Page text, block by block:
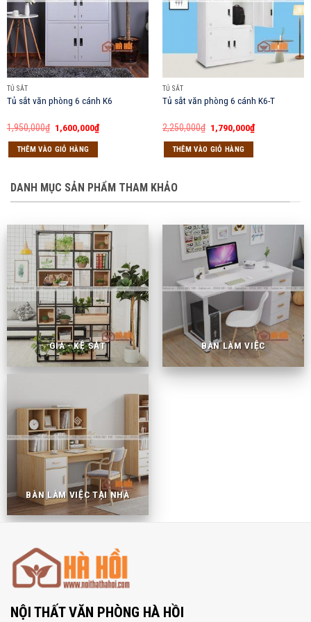
TỦ SẮT
Tủ sắt văn phòng 6 cánh K6
1,950,000₫ Giá
gốc
là:
1,950,000₫.
1,600,000₫Giá
hiện
THÊM VÀO GIỎ HÀNG
TỦ SẮT
Tủ sắt văn phòng 6 cánh K6-T
2,250,000₫ Giá
gốc
là:
2,250,000₫.
1,790,000₫Giá
hiện
THÊM VÀO GIỎ HÀNG
DANH MỤC SẢN PHẨM THAM KHẢO
GIÁ - KỆ SẮT BÀN LÀM VIỆC
BÀN LÀM VIỆC TẠI NHÀ
NỘI THẤT VĂN PHÒNG HÀ HỒI